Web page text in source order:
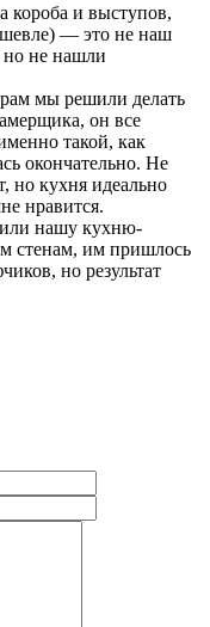
короба и выступов,
— это не наш
не нашли
мы решили делать
он все
такой, как
окончательно. Не
но кухня идеально
нравится.
нашу кухню-
стенам, им пришлось
но результат